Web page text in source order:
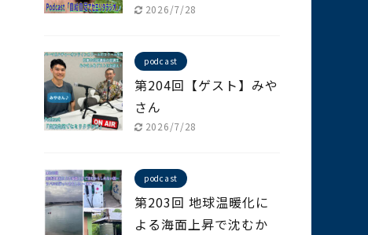
2026/7/28
podcast
第204回【ゲスト】みや
さん
2026/7/28
podcast
第203回 地球温暖化に
よる海面上昇で沈むか